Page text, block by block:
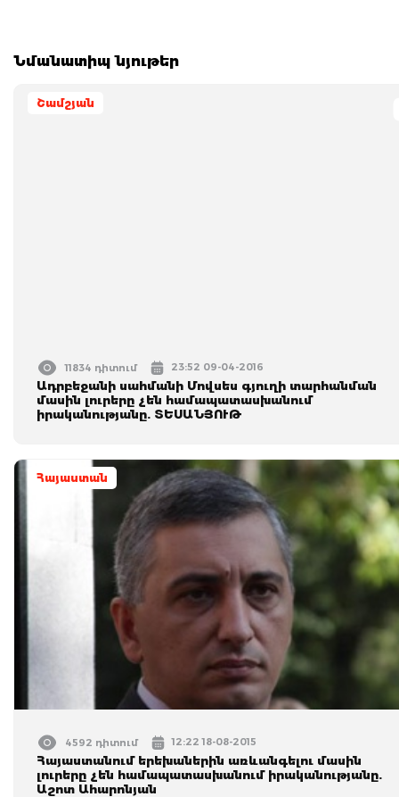
Նմանատիպ նյութեր
Շամշյան
11834 դիտում 23:52 09-04-2016
Ադրբեջանի սահմանի Մովսես գյուղի տարհանման
մասին լուրերը չեն համապատասխանում
իրականությանը. ՏԵՍԱՆՅՈՒԹ
Հայաստան
4592 դիտում 12:22 18-08-2015
Հայաստանում երեխաներին առևանգելու մասին
լուրերը չեն համապատասխանում իրականությանը.
Աշոտ Ահարոնյան